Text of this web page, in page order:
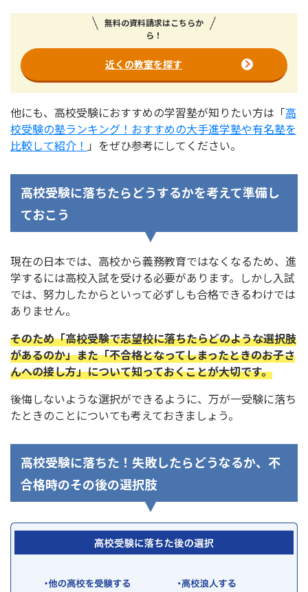
無料の資料請求はこちらか
ら！
近くの教室を探す
他にも、高校受験におすすめの学習塾が知りたい方は「高
校受験の塾ランキング！おすすめの大手進学塾や有名塾を
比較して紹介！ 」をぜひ参考にしてください。
高校受験に落ちたらどうするかを考えて準備し
ておこう
現在の日本では、高校から義務教育ではなくなるため、進
学するには高校入試を受ける必要があります。しかし入試
では、努力したからといって必ずしも合格できるわけでは
ありません。
そのため「高校受験で志望校に落ちたらどのような選択肢
があるのか」また「不合格となってしまったときのお子さ
んへの接し方」について知っておくことが大切です。
後悔しないような選択ができるように、万が一受験に落ち
たときのことについても考えておきましょう。
高校受験に落ちた！失敗したらどうなるか、不
合格時のその後の選択肢